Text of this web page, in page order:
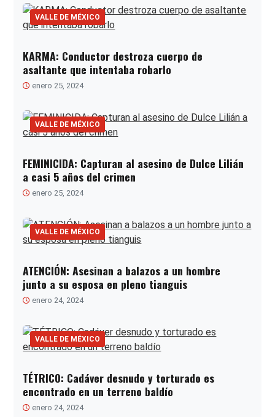
VALLE DE MÉXICO
KARMA: Conductor destroza cuerpo de
asaltante que intentaba robarlo
enero 25, 2024
VALLE DE MÉXICO
FEMINICIDA: Capturan al asesino de Dulce Lilián
a casi 5 años del crimen
enero 25, 2024
VALLE DE MÉXICO
ATENCIÓN: Asesinan a balazos a un hombre
junto a su esposa en pleno tianguis
enero 24, 2024
VALLE DE MÉXICO
TÉTRICO: Cadáver desnudo y torturado es
encontrado en un terreno baldío
enero 24, 2024